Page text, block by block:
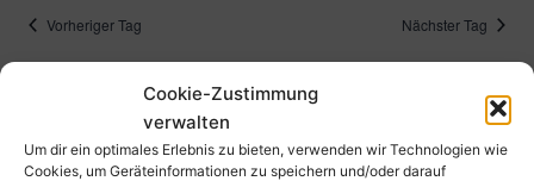
Cookie-Zustimmung
verwalten
Um dir ein optimales Erlebnis zu bieten, verwenden wir Technologien wie
Cookies, um Geräteinformationen zu speichern und/oder darauf
November
und
wählen.
Vorheriger Tag Nächster Tag
Kalender abonnieren